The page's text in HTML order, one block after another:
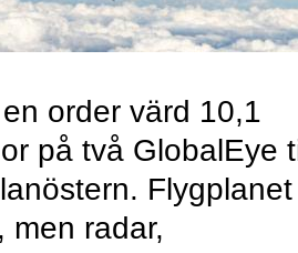
order värd 10,1
på två GlobalEye
men radar,